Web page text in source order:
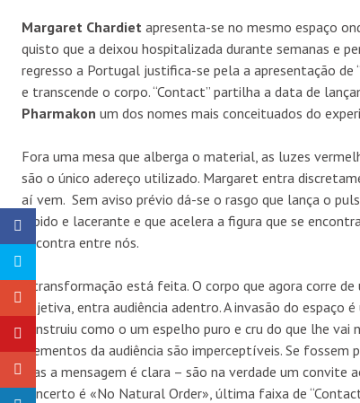
Margaret Chardiet apresenta-se no mesmo espaço
quisto que a deixou hospitalizada durante semanas e
regresso a Portugal justifica-se pela a apresentação
e transcende o corpo. “Contact” partilha a data de
Pharmakon um dos nomes mais conceituados do
Fora uma mesa que alberga o material, as luzes
são o único adereço utilizado. Margaret entra
aí vem. Sem aviso prévio dá-se o rasgo que lança o
rápido e lacerante e que acelera a figura que se
encontra entre nós.
A transformação está feita. O corpo que agora corre
objetiva, entra audiência adentro. A invasão do
construiu como o um espelho puro e cru do que lhe
elementos da audiência são imperceptíveis. Se fossem
mas a mensagem é clara – são na verdade um
concerto é «No Natural Order», última faixa de